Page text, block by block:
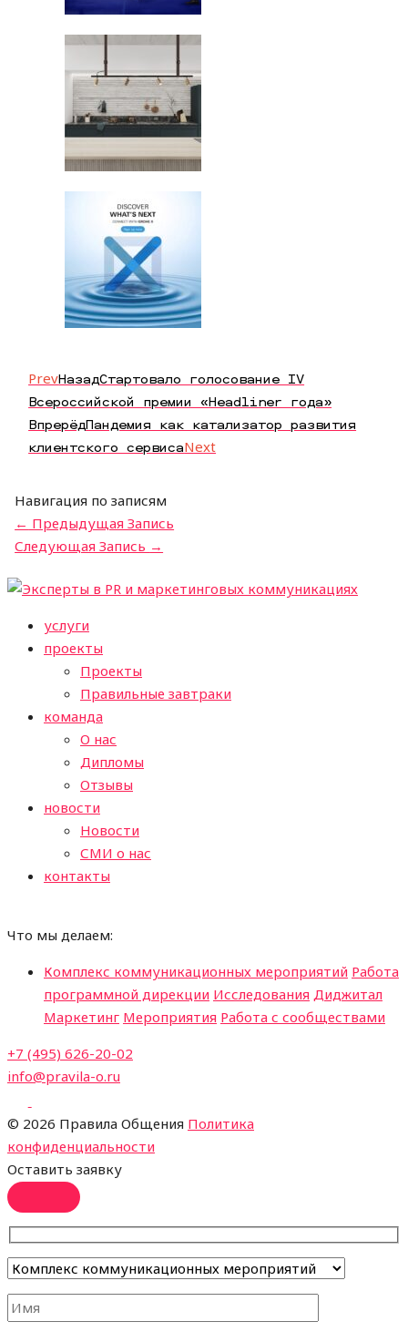
PrevНазадСтартовало голосование IV
Всероссийской премии «Headliner года»
ВпрерёдПандемия как катализатор развития
клиентского сервисаNext
Навигация по записям
← Предыдущая Запись
Следующая Запись →
услуги
проекты
Проекты
Правильные завтраки
команда
О нас
Дипломы
Отзывы
новости
Новости
СМИ о нас
контакты
Что мы делаем:
Комплекс коммуникационных мероприятий Работа
программной дирекции Исследования Диджитал
Маркетинг Мероприятия Работа с сообществами
+7 (495) 626-20-02
info@pravila-o.ru
© 2026 Правила Общения Политика
конфиденциальности
Оставить заявку